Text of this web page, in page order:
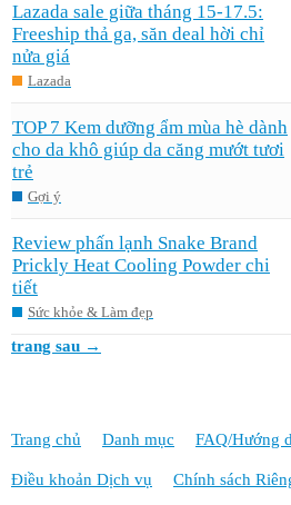
Lazada sale giữa tháng 15-17.5:
Freeship thả ga, săn deal hời chỉ
nửa giá
Lazada
TOP 7 Kem dưỡng ẩm mùa hè dành
cho da khô giúp da căng mướt tươi
trẻ
Gợi ý
Review phấn lạnh Snake Brand
Prickly Heat Cooling Powder chi
tiết
Sức khỏe & Làm đẹp
trang sau →
Trang chủ Danh mục FAQ/Hướng
Điều khoản Dịch vụ Chính sách